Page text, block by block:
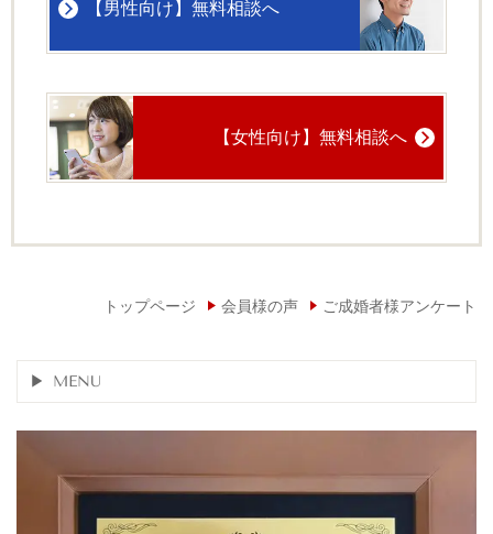
【男性向け】無料相談へ
【女性向け】無料相談へ
トップページ 会員様の声 ご成婚者様アンケート
MENU